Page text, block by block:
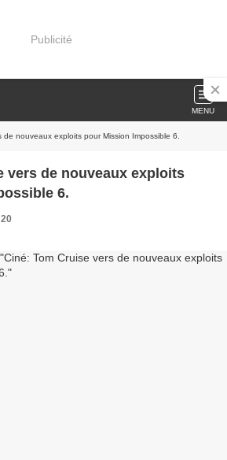
Publicité
MENU
de nouveaux exploits pour Mission Impossible 6.
vers de nouveaux exploits
6.